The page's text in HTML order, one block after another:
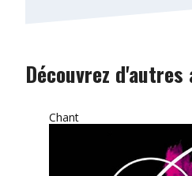
Découvrez
Chant